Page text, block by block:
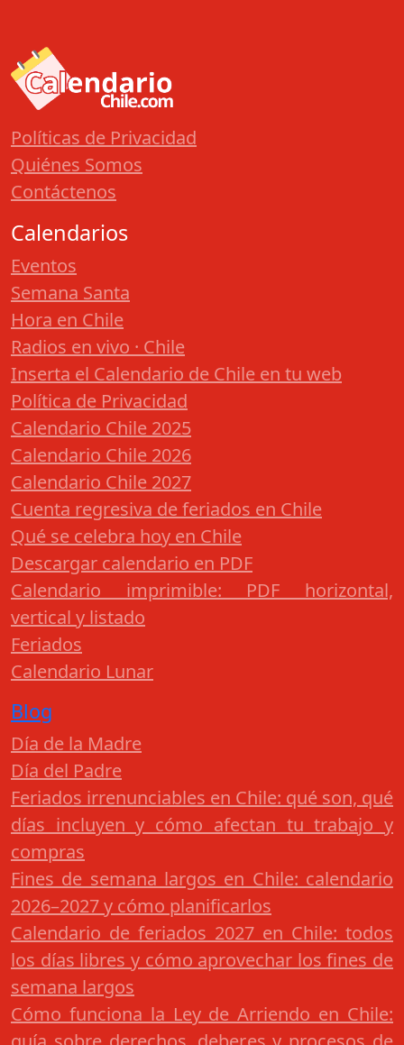
Políticas de Privacidad
Quiénes Somos
Contáctenos
Calendarios
Eventos
Semana Santa
Hora en Chile
Radios en vivo · Chile
Inserta el Calendario de Chile en tu web
Política de Privacidad
Calendario Chile 2025
Calendario Chile 2026
Calendario Chile 2027
Cuenta regresiva de feriados en Chile
Qué se celebra hoy en Chile
Descargar calendario en PDF
Calendario imprimible: PDF horizontal,
vertical y listado
Feriados
Calendario Lunar
Blog
Día de la Madre
Día del Padre
Feriados irrenunciables en Chile: qué son, qué
días incluyen y cómo afectan tu trabajo y
compras
Fines de semana largos en Chile: calendario
2026–2027 y cómo planificarlos
Calendario de feriados 2027 en Chile: todos
los días libres y cómo aprovechar los fines de
semana largos
Cómo funciona la Ley de Arriendo en Chile: